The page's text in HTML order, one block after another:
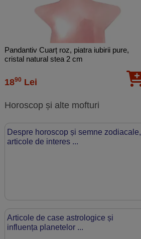
Pandantiv Cuarț roz, piatra iubirii pure,
cristal natural stea 2 cm
1890 Lei
Horoscop și alte mofturi
Despre horoscop și semne zodiacale,
articole de interes ...
Articole de case astrologice și
influența planetelor ...